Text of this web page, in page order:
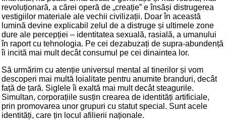
revoluționară, a cărei operă de „creație” e însăși distrugerea
vestigiilor materiale ale vechii civilizații. Doar în această
lumină devine explicabil zelul de a distruge și ultimele zone
dure ale percepției – identitatea sexuală, rasială, a umanului
în raport cu tehnologia. Pe cei dezabuzați de supra-abundență
îi incită mai mult decât consumul pe cei dinaintea lor.
Să urmărim cu atenție universul mental al tinerilor și vom
descoperi mai multă loialitate pentru anumite branduri, decât
față de țară. Siglele îi exaltă mai mult decât steagurile.
Simultan, corporațiile susțin crearea de identități artificiale,
prin promovarea unor grupuri cu statut special. Sunt acele
identități, care țin locul afilierii naționale.